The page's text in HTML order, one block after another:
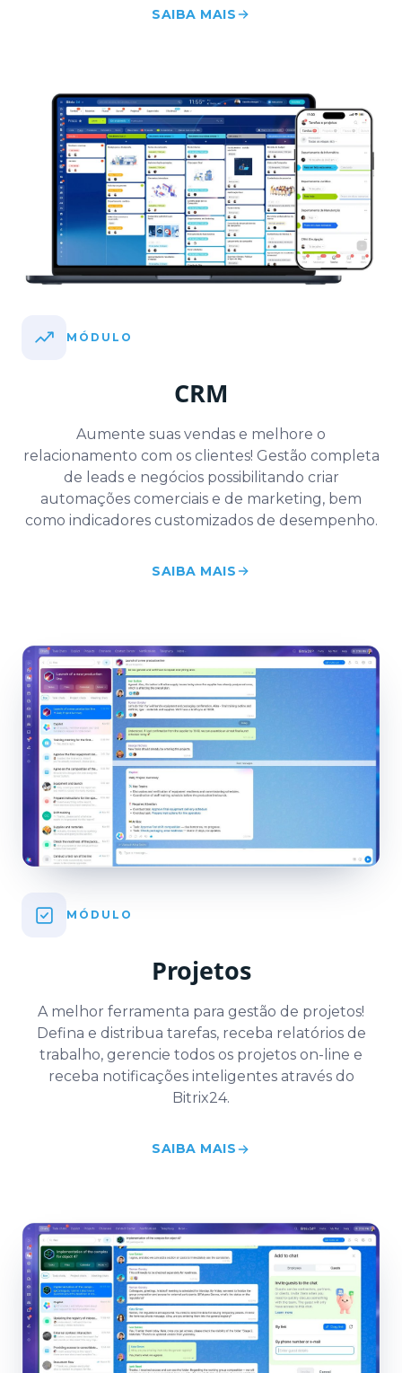
SAIBA MAIS
MÓDULO
CRM
Aumente suas vendas e melhore o
relacionamento com os clientes! Gestão completa
de leads e negócios possibilitando criar
automações comerciais e de marketing, bem
como indicadores customizados de desempenho.
SAIBA MAIS
MÓDULO
Projetos
A melhor ferramenta para gestão de projetos!
Defina e distribua tarefas, receba relatórios de
trabalho, gerencie todos os projetos on-line e
receba notificações inteligentes através do
Bitrix24.
SAIBA MAIS